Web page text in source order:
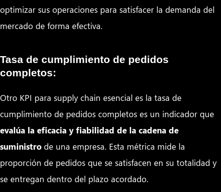
optimizar sus operaciones para satisfacer la demanda del
mercado de forma efectiva.
Tasa de cumplimiento de pedidos
completos:
Otro KPI para supply chain esencial es la tasa de
cumplimiento de pedidos completos es un indicador que
evalúa la eficacia y fiabilidad de la cadena de
suministro de una empresa. Esta métrica mide la
proporción de pedidos que se satisfacen en su totalidad y
se entregan dentro del plazo acordado.